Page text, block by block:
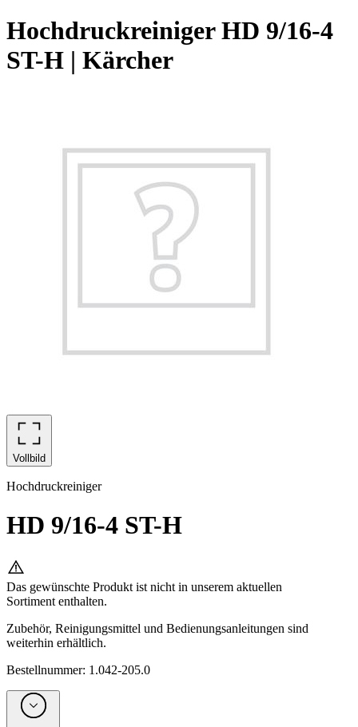
Hochdruckreiniger HD 9/16-4
ST-H | Kärcher
Vollbild
Hochdruckreiniger
HD 9/16-4 ST-H
Das gewünschte Produkt ist nicht in unserem aktuellen
Sortiment enthalten.
Zubehör, Reinigungsmittel und Bedienungsanleitungen sind
weiterhin erhältlich.
Bestellnummer: 1.042-205.0